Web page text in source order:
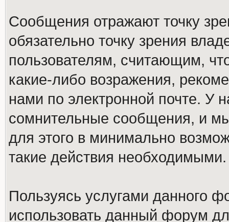
Сообщения отражают точку
обязательно точку зрения
пользователям, считающим,
какие-либо возражения,
нами по электронной почте. У
сомнительные сообщения, и
для этого в минимально
такие действия необходимыми.
Пользуясь услугами данного
использовать данный форум